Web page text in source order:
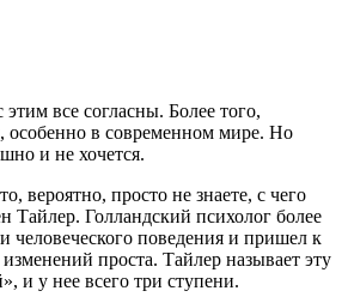
все согласны. Более того,
в современном мире. Но
и не хочется.
вероятно, просто не знаете, с чего
Тайлер. Голландский психолог более
человеческого поведения и пришел к
проста. Тайлер называет эту
и у нее всего три ступени.